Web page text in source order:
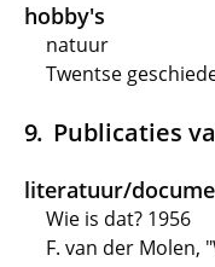
hobby's
natuur
Twentse
Publicaties
literatuur/
Wie is dat? 1956
F. van der Molen,